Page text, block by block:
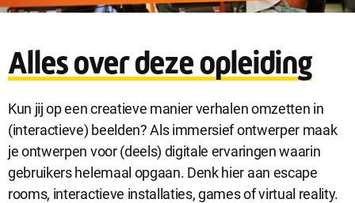
Sluit
werken.
Functionele cookies
Functionele cookies hebben een functionele rol binnen de
website. De cookies zorgen ervoor dat de website goed
functioneert.
Alles over deze opleiding
Kun jij op een creatieve manier verhalen omzetten in
(interactieve) beelden? Als immersief ontwerper maak
je ontwerpen voor (deels) digitale ervaringen waarin
gebruikers helemaal opgaan. Denk hier aan escape
rooms, interactieve installaties, games of virtual reality.